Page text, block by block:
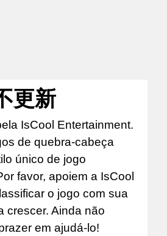
更新
IsCool Entertainment.
de quebra-cabeça
único de jogo
favor, apoiem a IsCool
o jogo com sua
crescer. Ainda não
em ajudá-lo!